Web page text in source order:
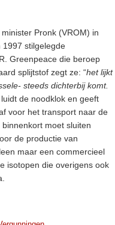
Pronk (VROM) in
stilgelegde
Greenpeace die beroep
splijtstof zegt ze: “het lijkt
steeds dichterbij komt.
de noodklok en geeft
voor het transport naar de
moet sluiten
de productie van
maar een commercieel
isotopen die overigens ook